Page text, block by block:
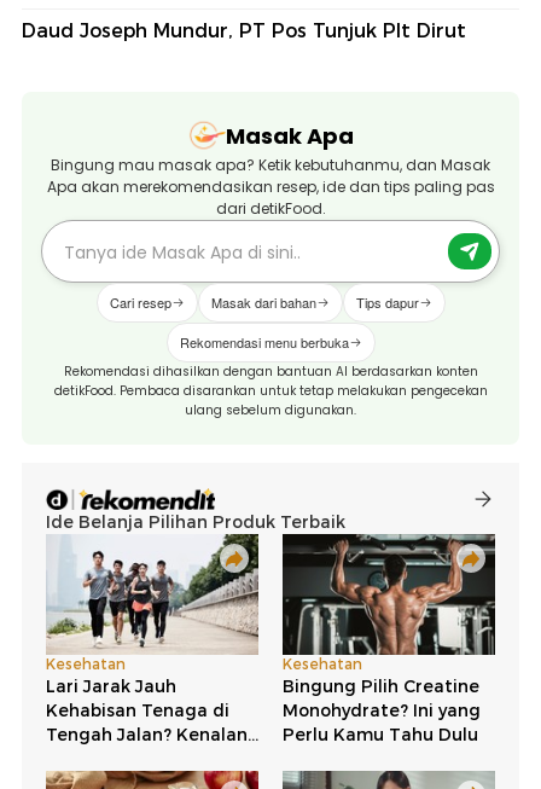
Daud Joseph Mundur, PT Pos Tunjuk Plt Dirut
Masak Apa
Bingung mau masak apa? Ketik kebutuhanmu, dan Masak
Apa akan merekomendasikan resep, ide dan tips paling pas
dari detikFood.
Cari resep Masak dari bahan Tips dapur
Rekomendasi menu berbuka
Rekomendasi dihasilkan dengan bantuan AI berdasarkan konten
detikFood. Pembaca disarankan untuk tetap melakukan pengecekan
ulang sebelum digunakan.